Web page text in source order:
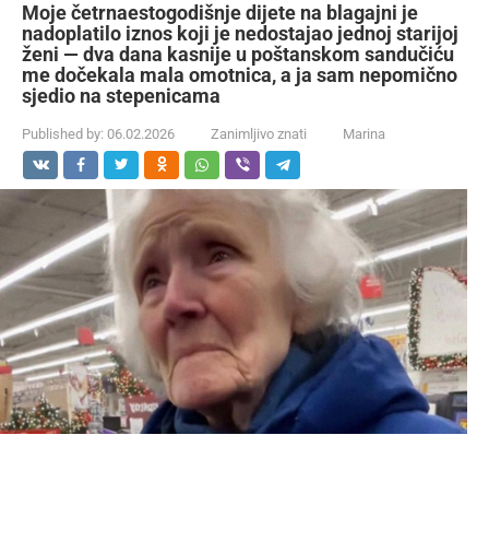
Moje četrnaestogodišnje dijete na blagajni je
nadoplatilo iznos koji je nedostajao jednoj starijoj
ženi — dva dana kasnije u poštanskom sandučiću
me dočekala mala omotnica, a ja sam nepomično
sjedio na stepenicama
Published by: 06.02.2026 Zanimljivo znati Marina